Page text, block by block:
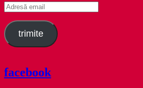
Adresă
email
trimite
facebook